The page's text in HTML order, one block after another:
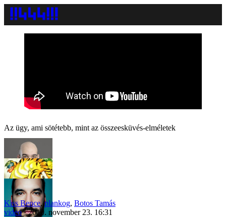
Az ügy, ami sötétebb, mint az összeesküvés-elméletek
Kiss Bence,plankog, Botos Tamás
video
2019. november 23. 16:31